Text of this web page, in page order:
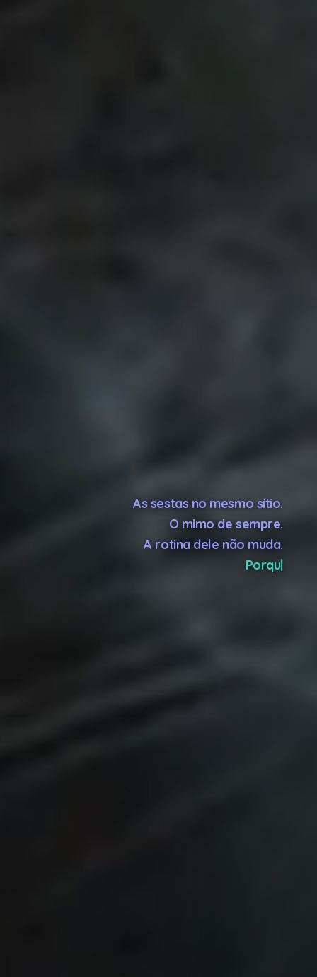
As sestas no mesmo sítio.
O mimo de sempre.
A rotina dele não muda.
Porque tu vais, mas ele fica!